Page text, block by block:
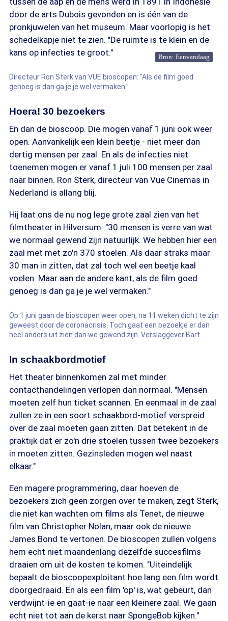
door de arts Dubois gevonden en is één van de
pronkjuwelen van het museum. Maar voorlopig is het
schedelkapje niet te zien. "De ruimte is te klein en de
kans op infecties te groot."
Bron: Eenvandaag
Directeur Ron Sterk van VUE bioscopen: "Als de film goed
genoeg is dan ga je je wel vermaken."
Hoera! 30 bezoekers
En dan de bioscoop. Die mogen vanaf 1 juni ook weer
open. Aanvankelijk een klein beetje - niet meer dan
dertig mensen per zaal. En als de infecties niet
toenemen mogen er vanaf 1 juli 100 mensen per zaal
naar binnen. Ron Sterk, directeur van Vue Cinemas in
Nederland is allang blij.
Hij laat ons de nu nog lege grote zaal zien van het
filmtheater in Hilversum. "30 mensen is verre van wat
we normaal gewend zijn natuurlijk. We hebben hier een
zaal met met zo'n 370 stoelen. Als daar straks maar
30 man in zitten, dat zal toch wel een beetje kaal
voelen. Maar aan de andere kant, als de film goed
genoeg is dan ga je je wel vermaken."
Op 1 juni gaan de bioscopen weer open, na 11 weken dicht te zijn
geweest door de coronacrisis. Toch gaat een bezoekje er dan
heel anders uit zien dan we gewend zijn. Verslaggever Bart
In schaakbordmotief
Het theater binnenkomen zal met minder
contacthandelingen verlopen dan normaal. "Mensen
moeten zelf hun ticket scannen. En eenmaal in de zaal
zullen ze in een soort schaakbord-motief verspreid
over de zaal moeten gaan zitten. Dat betekent in de
praktijk dat er zo'n drie stoelen tussen twee bezoekers
in moeten zitten. Gezinsleden mogen wel naast
elkaar."
Een magere programmering, daar hoeven de
bezoekers zich geen zorgen over te maken, zegt Sterk,
die niet kan wachten om films als Tenet, de nieuwe
film van Christopher Nolan, maar ook de nieuwe
James Bond te vertonen. De bioscopen zullen volgens
hem echt niet maandenlang dezelfde succesfilms
draaien om uit de kosten te komen. "Uiteindelijk
bepaalt de bioscoopexploitant hoe lang een film wordt
doorgedraaid. En als een film 'op' is, wat gebeurt, dan
verdwijnt-ie en gaat-ie naar een kleinere zaal. We gaan
echt niet tot aan de kerst naar SpongeBob kijken."